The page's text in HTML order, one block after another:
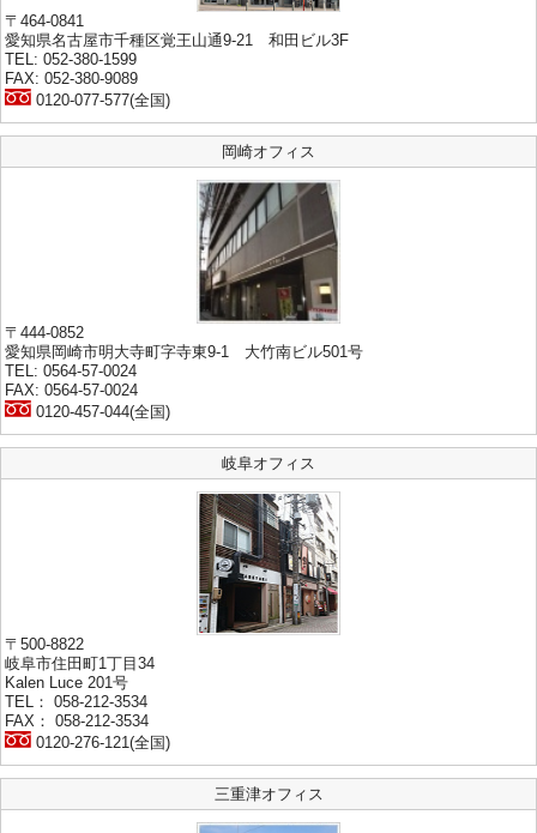
〒464-0841
愛知県名古屋市千種区覚王山通9-21 和田ビル3F
TEL: 052-380-1599
FAX: 052-380-9089
0120-077-577(全国)
岡崎オフィス
〒444-0852
愛知県岡崎市明大寺町字寺東9-1 大竹南ビル501号
TEL: 0564-57-0024
FAX: 0564-57-0024
0120-457-044(全国)
岐阜オフィス
〒500-8822
岐阜市住田町1丁目34
Kalen Luce 201号
TEL： 058-212-3534
FAX： 058-212-3534
0120-276-121(全国)
三重津オフィス